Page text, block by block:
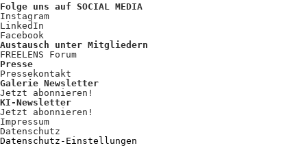
Folge uns auf SOCIAL MEDIA
Instagram
LinkedIn
Facebook
Austausch unter Mitgliedern
FREELENS Forum
Presse
Pressekontakt
Galerie Newsletter
Jetzt abonnieren!
KI-Newsletter
Jetzt abonnieren!
Impressum
Datenschutz
Datenschutz-Einstellungen